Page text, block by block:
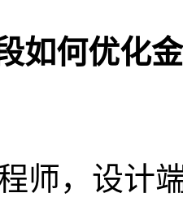
如何优化
师，设计